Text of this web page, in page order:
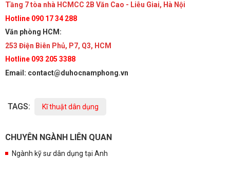
Tầng 7 tòa nhà HCMCC 2B Văn Cao - Liễu Giai, Hà Nội
Hotline 090 17 34 288
Văn phòng HCM:
253 Điện Biên Phủ, P7, Q3, HCM
Hotline 093 205 3388
Email: contact@duhocnamphong.vn
TAGS: Kĩ thuật dân dụng
CHUYÊN NGÀNH LIÊN QUAN
Ngành kỹ sư dân dụng tại Anh